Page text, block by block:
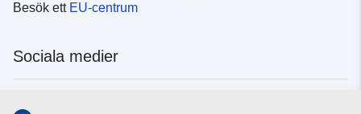
Besök ett EU-centrum
Sociala medier